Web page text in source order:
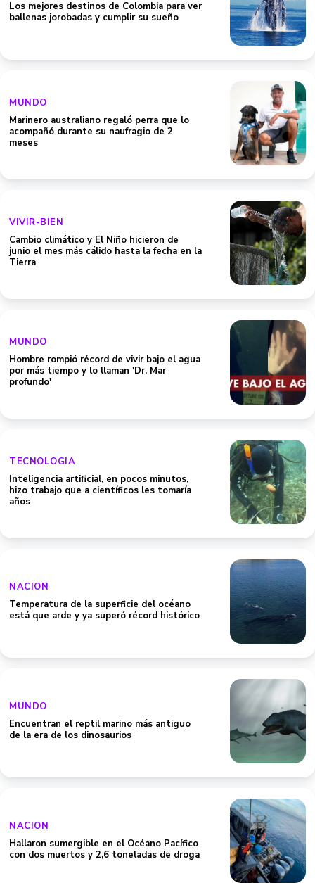
Los mejores destinos de Colombia para ver
ballenas jorobadas y cumplir su sueño
MUNDO
Marinero australiano regaló perra que lo
acompañó durante su naufragio de 2
meses
VIVIR-BIEN
Cambio climático y El Niño hicieron de
junio el mes más cálido hasta la fecha en la
Tierra
MUNDO
Hombre rompió récord de vivir bajo el agua
por más tiempo y lo llaman 'Dr. Mar
profundo'
TECNOLOGIA
Inteligencia artificial, en pocos minutos,
hizo trabajo que a científicos les tomaría
años
NACION
Temperatura de la superficie del océano
está que arde y ya superó récord histórico
MUNDO
Encuentran el reptil marino más antiguo
de la era de los dinosaurios
NACION
Hallaron sumergible en el Océano Pacífico
con dos muertos y 2,6 toneladas de droga